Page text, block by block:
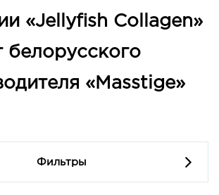
«Jellyfish Collagen»
белорусского
«Masstige»
Фильтры